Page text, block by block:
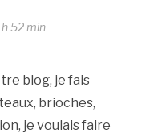
52 min
blog, je fais
brioches,
je voulais faire